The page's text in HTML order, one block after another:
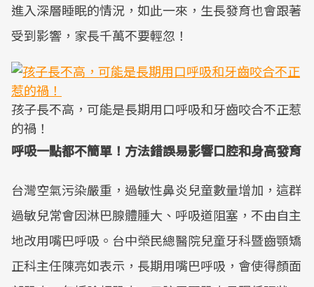
進入深層睡眠的情況，如此一來，生長發育也會跟著
受到影響，家長千萬不要輕忽！
孩子長不高，可能是長期用口呼吸和牙齒咬合不正惹
的禍！
呼吸一點都不簡單！方法錯誤易影響口腔和身高發育
台灣空氣污染嚴重，過敏性鼻炎兒童數量增加，這群
過敏兒常會因淋巴腺體腫大、呼吸道阻塞，不由自主
地改用嘴巴呼吸。台中榮民總醫院兒童牙科暨齒顎矯
正科主任陳亮如表示，長期用嘴巴呼吸，會使得顏面